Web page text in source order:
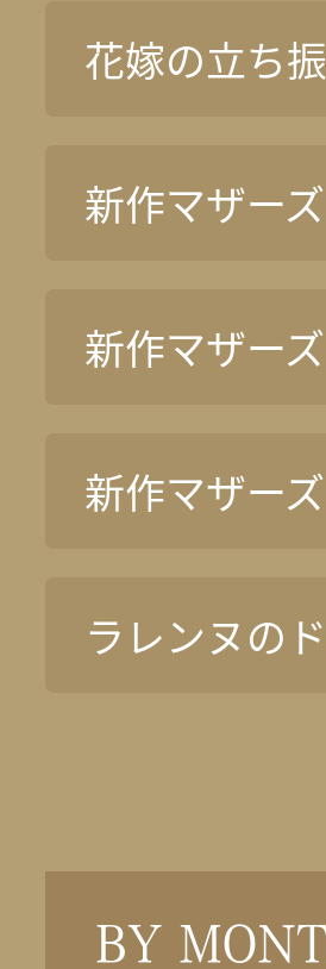
花嫁の立ち
新作マザー
新作マザー
新作マザー
ラレンヌの
BY